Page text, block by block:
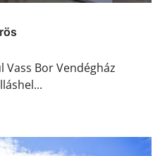
Bor Vendégház